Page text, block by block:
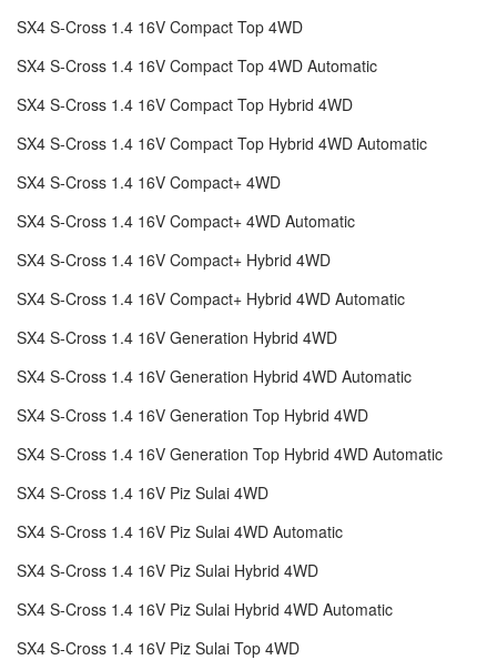
SX4 S-Cross 1.4 16V Compact Top 4WD
SX4 S-Cross 1.4 16V Compact Top 4WD Automatic
SX4 S-Cross 1.4 16V Compact Top Hybrid 4WD
SX4 S-Cross 1.4 16V Compact Top Hybrid 4WD Automatic
SX4 S-Cross 1.4 16V Compact+ 4WD
SX4 S-Cross 1.4 16V Compact+ 4WD Automatic
SX4 S-Cross 1.4 16V Compact+ Hybrid 4WD
SX4 S-Cross 1.4 16V Compact+ Hybrid 4WD Automatic
SX4 S-Cross 1.4 16V Generation Hybrid 4WD
SX4 S-Cross 1.4 16V Generation Hybrid 4WD Automatic
SX4 S-Cross 1.4 16V Generation Top Hybrid 4WD
SX4 S-Cross 1.4 16V Generation Top Hybrid 4WD Automatic
SX4 S-Cross 1.4 16V Piz Sulai 4WD
SX4 S-Cross 1.4 16V Piz Sulai 4WD Automatic
SX4 S-Cross 1.4 16V Piz Sulai Hybrid 4WD
SX4 S-Cross 1.4 16V Piz Sulai Hybrid 4WD Automatic
SX4 S-Cross 1.4 16V Piz Sulai Top 4WD